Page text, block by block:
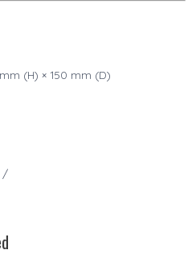
(H) × 150 mm (D)
/